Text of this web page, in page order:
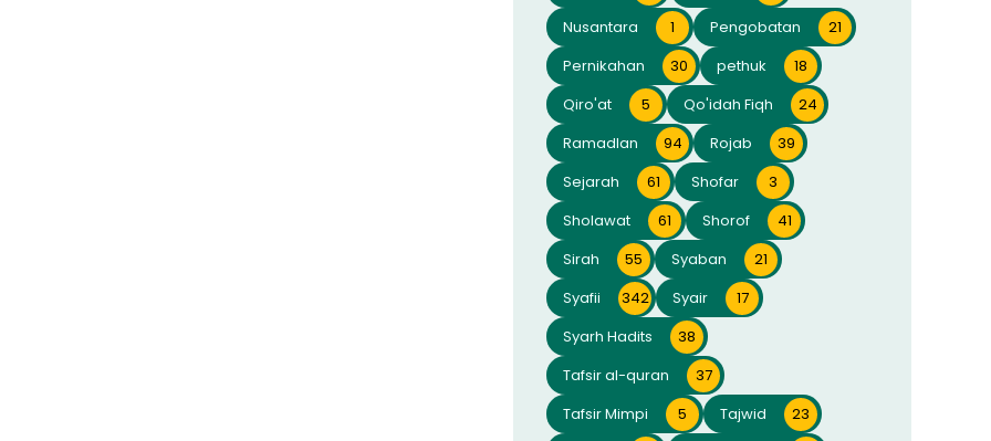
Nusantara
1 Pengobatan
21
Pernikahan
30 pethuk
18
Qiro'at
5 Qo'idah Fiqh
24
Ramadlan
94 Rojab
39
Sejarah
61 Shofar
3
Sholawat
61 Shorof
41
Sirah
55 Syaban
21
Syafii
342 Syair
17
Syarh Hadits
38
Tafsir al-quran
37
Tafsir Mimpi
5 Tajwid
23